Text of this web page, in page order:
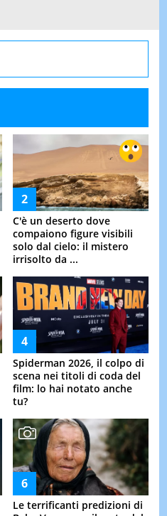
C'è un deserto dove
compaiono figure visibili
solo dal cielo: il mistero
irrisolto da ...
Spiderman 2026, il colpo di
scena nei titoli di coda del
film: lo hai notato anche
tu?
Le terrificanti predizioni di